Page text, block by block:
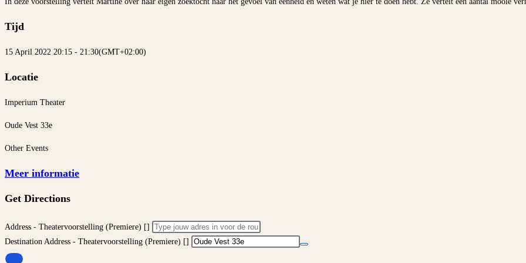
Tijd
15 April 2022 20:15 - 21:30(GMT+02:00)
Locatie
Imperium Theater
Oude Vest 33e
Other Events
Meer informatie
Get Directions
Address - Theatervoorstelling (Premiere) []
Destination Address - Theatervoorstelling (Premiere) []